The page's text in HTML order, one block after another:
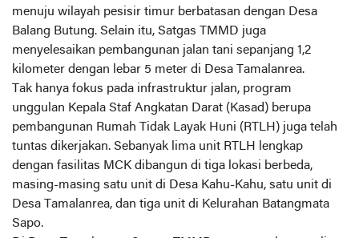
menuju wilayah pesisir timur berbatasan dengan Desa
Balang Butung. Selain itu, Satgas TMMD juga
menyelesaikan pembangunan jalan tani sepanjang 1,2
kilometer dengan lebar 5 meter di Desa Tamalanrea.
Tak hanya fokus pada infrastruktur jalan, program
unggulan Kepala Staf Angkatan Darat (Kasad) berupa
pembangunan Rumah Tidak Layak Huni (RTLH) juga telah
tuntas dikerjakan. Sebanyak lima unit RTLH lengkap
dengan fasilitas MCK dibangun di tiga lokasi berbeda,
masing-masing satu unit di Desa Kahu-Kahu, satu unit di
Desa Tamalanrea, dan tiga unit di Kelurahan Batangmata
Sapo.